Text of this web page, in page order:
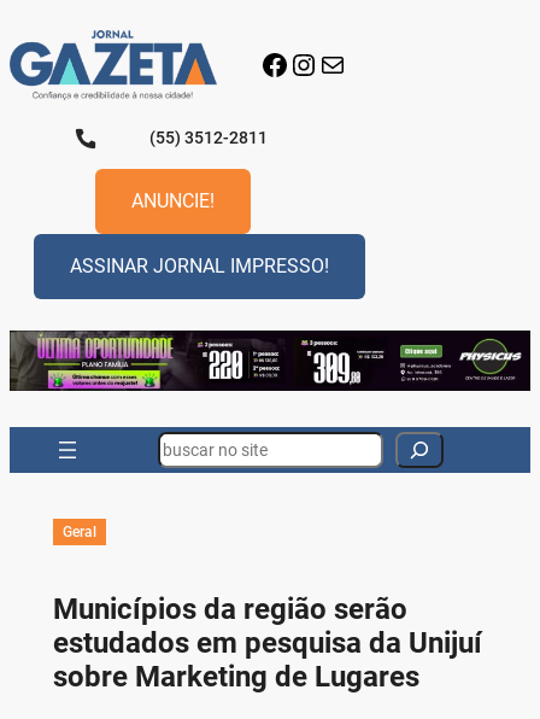
para
o
conteúdo
Facebook
Instagram
E-mail
(55) 3512-2811
ANUNCIE!
ASSINAR JORNAL IMPRESSO!
Search
Geral
Municípios da região serão
estudados em pesquisa da Unijuí
sobre Marketing de Lugares